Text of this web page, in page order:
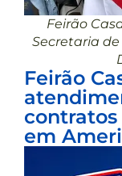
Feirão
Secretaria
Feirão
em